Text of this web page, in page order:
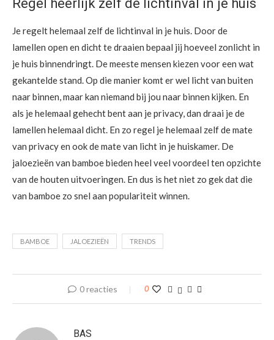
Regel heerlijk zelf de lichtinval in je huis
Je regelt helemaal zelf de lichtinval in je huis. Door de
lamellen open en dicht te draaien bepaal jij hoeveel zonlicht in
je huis binnendringt. De meeste mensen kiezen voor een wat
gekantelde stand. Op die manier komt er wel licht van buiten
naar binnen, maar kan niemand bij jou naar binnen kijken. En
als je helemaal gehecht bent aan je privacy, dan draai je de
lamellen helemaal dicht. En zo regel je helemaal zelf de mate
van privacy en ook de mate van licht in je huiskamer. De
jaloezieën van bamboe bieden heel veel voordeel ten opzichte
van de houten uitvoeringen. En dus is het niet zo gek dat die
van bamboe zo snel aan populariteit winnen.
BAMBOE JALOEZIEËN TRENDS
0 reacties 0
BAS